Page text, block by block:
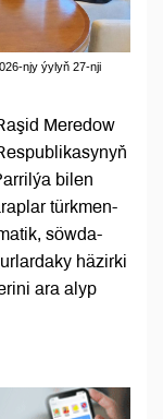
njy ýylyň 27-nji
Meredow
bilen
türkmen-
söwda-
häzirki
ara alyp